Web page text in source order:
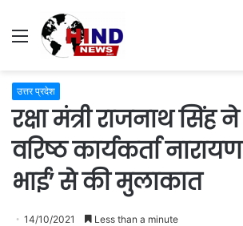
Menu
उत्तर प्रदेश
रक्षा मंत्री राजनाथ सिंह ने
वरिष्ठ कार्यकर्ता
भाई’ से की मुलाकात
14/10/2021 Less than a minute